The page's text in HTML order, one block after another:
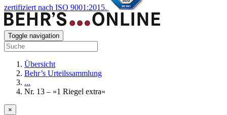
zertifiziert nach ISO 9001:2015.
Toggle navigation
Übersicht
Behr’s Urteilssammlung
...
Nr. 13 – »1 Riegel extra«
×